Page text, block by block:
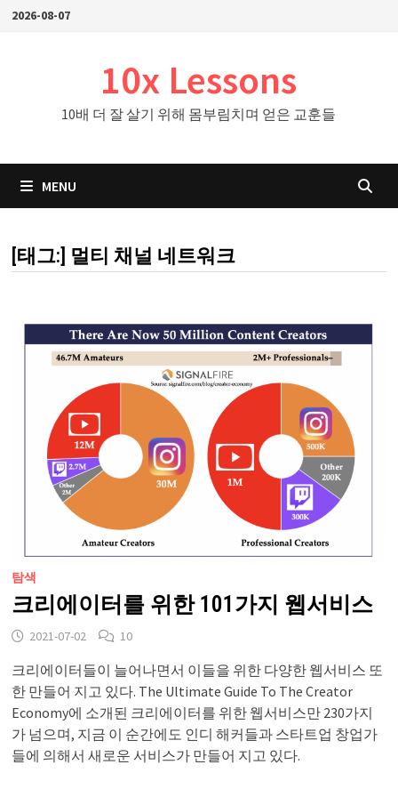
Skip2026-08-07
10x Lessons
10배 더 잘 살기 위해 몸부림치며 얻은 교훈들
MENU
[태그:] 멀티 채널 네트워크
탐색
크리에이터를 위한 101가지 웹서비스
2021-07-02 10
크리에이터들이 늘어나면서 이들을 위한 다양한 웹서비스 또
한 만들어 지고 있다. The Ultimate Guide To The Creator
Economy에 소개된 크리에이터를 위한 웹서비스만 230가지
가 넘으며, 지금 이 순간에도 인디 해커들과 스타트업 창업가
들에 의해서 새로운 서비스가 만들어 지고 있다.